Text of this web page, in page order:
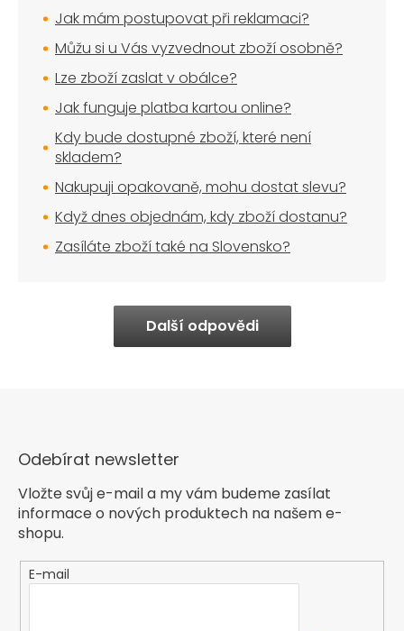
Jak mám postupovat při reklamaci?
Můžu si u Vás vyzvednout zboží osobně?
Lze zboží zaslat v obálce?
Jak funguje platba kartou online?
Kdy bude dostupné zboží, které není
skladem?
Nakupuji opakovaně, mohu dostat slevu?
Když dnes objednám, kdy zboží dostanu?
Zasíláte zboží také na Slovensko?
Další odpovědi
Odebírat newsletter
Vložte svůj e-mail a my vám budeme zasílat
informace o nových produktech na našem e-
shopu.
E-mail